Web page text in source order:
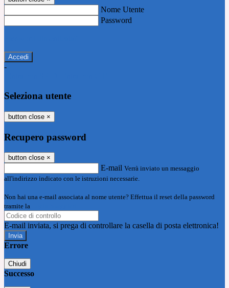
Nome Utente
Password
-
Seleziona utente
button close ×
Recupero password
button close ×
E-mail Verrà inviato un messaggio
all'indirizzo indicato con le istruzioni necessarie.
Non hai una e-mail associata al nome utente? Effettua il reset della password
tramite la
E-mail inviata, si prega di controllare la casella di posta elettronica!
Errore
Chiudi
Successo